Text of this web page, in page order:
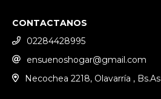
CONTACTANOS
02284428995
ensuenoshogar@gmail.com
Necochea 2218, Olavarría , Bs.As